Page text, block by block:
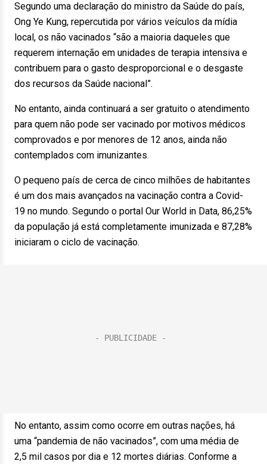
Segundo uma declaração do ministro da Saúde do país,
Ong Ye Kung, repercutida por vários veículos da mídia
local, os não vacinados “são a maioria daqueles que
requerem internação em unidades de terapia intensiva e
contribuem para o gasto desproporcional e o desgaste
dos recursos da Saúde nacional”.
No entanto, ainda continuará a ser gratuito o atendimento
para quem não pode ser vacinado por motivos médicos
comprovados e por menores de 12 anos, ainda não
contemplados com imunizantes.
O pequeno país de cerca de cinco milhões de habitantes
é um dos mais avançados na vacinação contra a Covid-
19 no mundo. Segundo o portal Our World in Data, 86,25%
da população já está completamente imunizada e 87,28%
iniciaram o ciclo de vacinação.
No entanto, assim como ocorre em outras nações, há
uma “pandemia de não vacinados”, com uma média de
2,5 mil casos por dia e 12 mortes diárias. Conforme a